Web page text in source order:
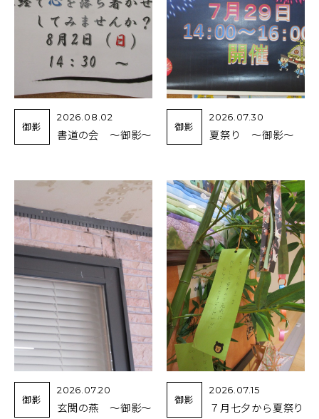
御影
2026.08.02
書道の会 ～御影～
御影
2026.07.30
夏祭り ～御影～
御影
2026.07.20
玄関の燕 ～御影～
御影
2026.07.15
７月七夕から夏祭り